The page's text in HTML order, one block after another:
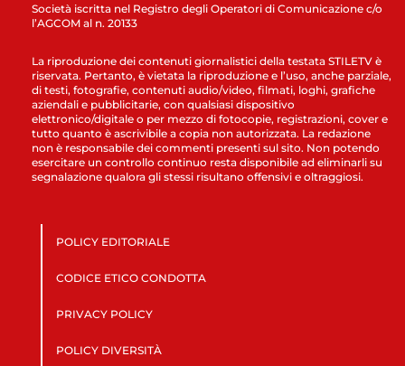
Società iscritta nel Registro degli Operatori di Comunicazione c/o
l’AGCOM al n. 20133
La riproduzione dei contenuti giornalistici della testata STILETV è
riservata. Pertanto, è vietata la riproduzione e l’uso, anche parziale,
di testi, fotografie, contenuti audio/video, filmati, loghi, grafiche
aziendali e pubblicitarie, con qualsiasi dispositivo
elettronico/digitale o per mezzo di fotocopie, registrazioni, cover e
tutto quanto è ascrivibile a copia non autorizzata. La redazione
non è responsabile dei commenti presenti sul sito. Non potendo
esercitare un controllo continuo resta disponibile ad eliminarli su
segnalazione qualora gli stessi risultano offensivi e oltraggiosi.
POLICY EDITORIALE
CODICE ETICO CONDOTTA
PRIVACY POLICY
POLICY DIVERSITÀ